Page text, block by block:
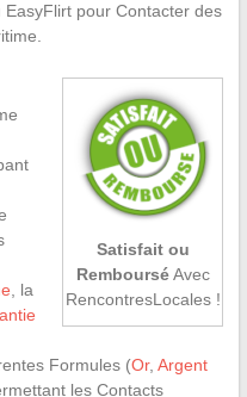
pour Contacter des
Satisfait ou
RembourséAvec
RencontresLocales !
, la
Formules (Or, Argent
les Contacts